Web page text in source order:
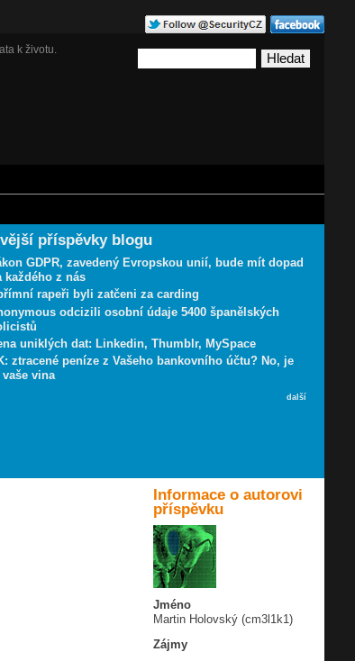
k životu.
příspěvky blogu
GDPR, zavedený Evropskou unií, bude mít dopad
každého z nás
rapeři byli zatčeni za carding
odcizili osobní údaje 5400 španělských
uniklých dat: Linkedin, Thumblr, MySpace
ztracené peníze z Vašeho bankovního účtu? No, je
vina
další
Informace o autorovi
příspěvku
Jméno
Martin Holovský (cm3l1k1)
Zájmy